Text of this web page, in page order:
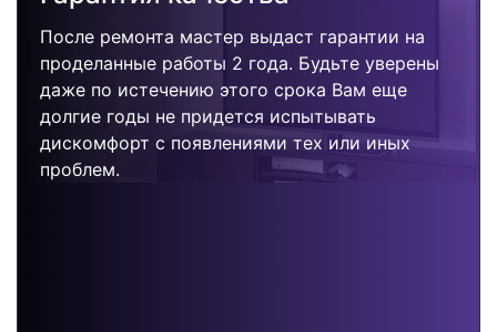
После ремонта мастер выдаст гарантии на
проделанные работы 2 года. Будьте уверены
даже по истечению этого срока Вам еще
долгие годы не придется испытывать
дискомфорт с появлениями тех или иных
проблем.